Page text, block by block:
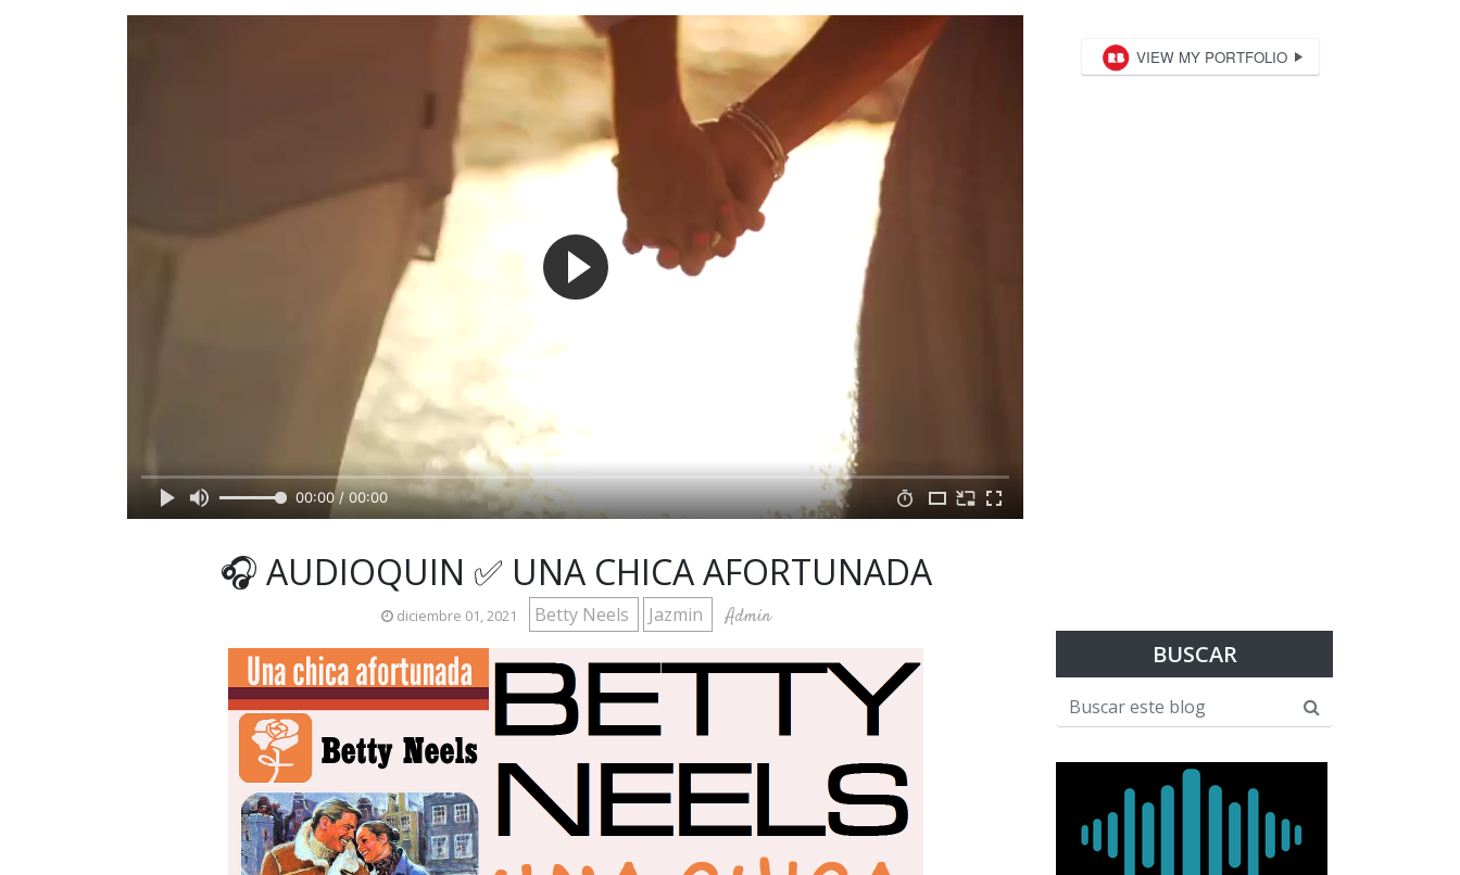
00:00 / 00:00
🎧 AUDIOQUIN ✅ UNA CHICA AFORTUNADA
diciembre 01, 2021 Betty Neels Jazmin Admin
BUSCAR